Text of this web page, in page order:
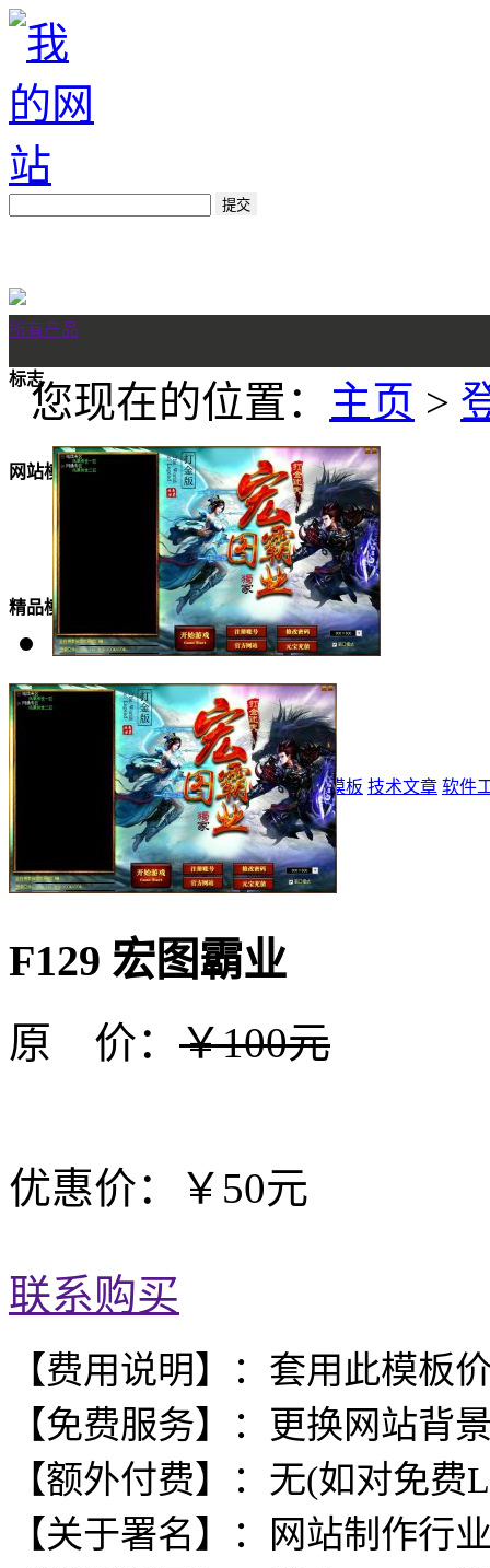
所有产品
标志
网站模板
美女模板
精品模板
特效模板
登录器 网站模板 精品模板 特效模板 技术文章 软件
您现在的位置： 主页 >
F129 宏图霸业
原 价： ￥100元
优惠价：￥50元
联系购买
【费用说明】：套用此模板
【免费服务】：更换网站背
【额外付费】：无(如对免
【关于署名】：网站制作行